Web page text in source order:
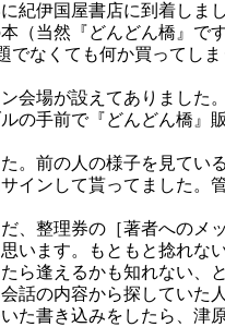
紀伊国屋書店に到着しま
（当然『どんどん橋』で
なくても何か買ってし
場が設えてありました
の手前で『どんどん橋』
。前の人の様子を見てい
インして貰ってました。
、整理券の［著者へのメ
います。もともと捻れない
ら逢えるかも知れない、
話の内容から探していた
た書き込みをしたら、津